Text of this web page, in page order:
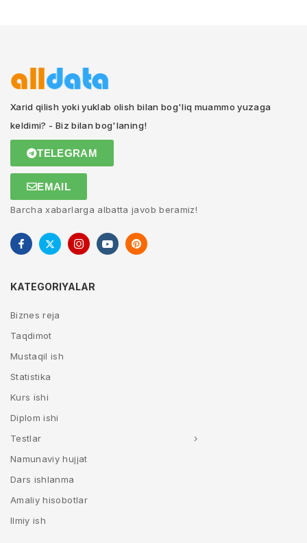
Xarid qilish yoki yuklab olish bilan bog'liq muammo yuzaga
keldimi? - Biz bilan bog'laning!
TELEGRAM
EMAIL
Barcha xabarlarga albatta javob beramiz!
KATEGORIYALAR
Biznes reja
Taqdimot
Mustaqil ish
Statistika
Kurs ishi
Diplom ishi
Testlar
Namunaviy hujjat
Dars ishlanma
Amaliy hisobotlar
Ilmiy ish